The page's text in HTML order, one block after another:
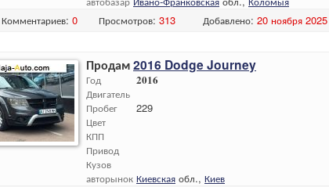
Комментариев: 0 Просмотров: 313 Добавлено: 20 ноября 2025
Продам2016 Dodge Journey
Год
Двигатель
Пробег
Цвет
КПП
Привод
Кузов
авторынок
2016
229
Киевская обл., Киев